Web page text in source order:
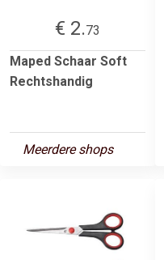
€ 2.73
Maped Schaar Soft
Rechtshandig
Meerdere shops